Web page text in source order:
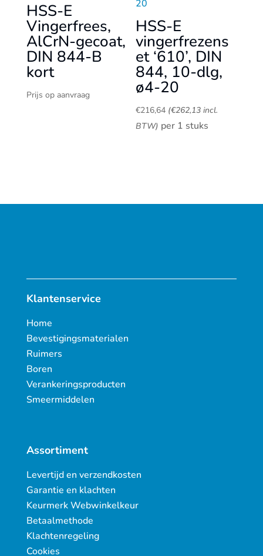
HSS-E
Vingerfrees,
AlCrN-gecoat,
DIN 844-B
kort
Prijs op aanvraag
HSS-E
vingerfrezens
et ‘610’, DIN
844, 10-dlg,
ø4-20
€216,64 (€262,13 incl.
BTW) per 1 stuks
Klantenservice
Home
Bevestigingsmaterialen
Ruimers
Boren
Verankeringsproducten
Smeermiddelen
Assortiment
Levertijd en verzendkosten
Garantie en klachten
Keurmerk Webwinkelkeur
Betaalmethode
Klachtenregeling
Cookies